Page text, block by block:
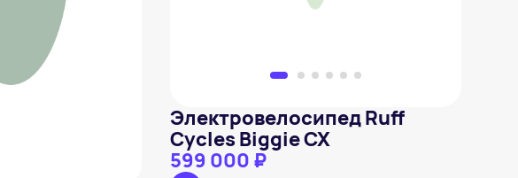
Электровелосипед Ruff
Cycles Biggie CX
599 000 ₽